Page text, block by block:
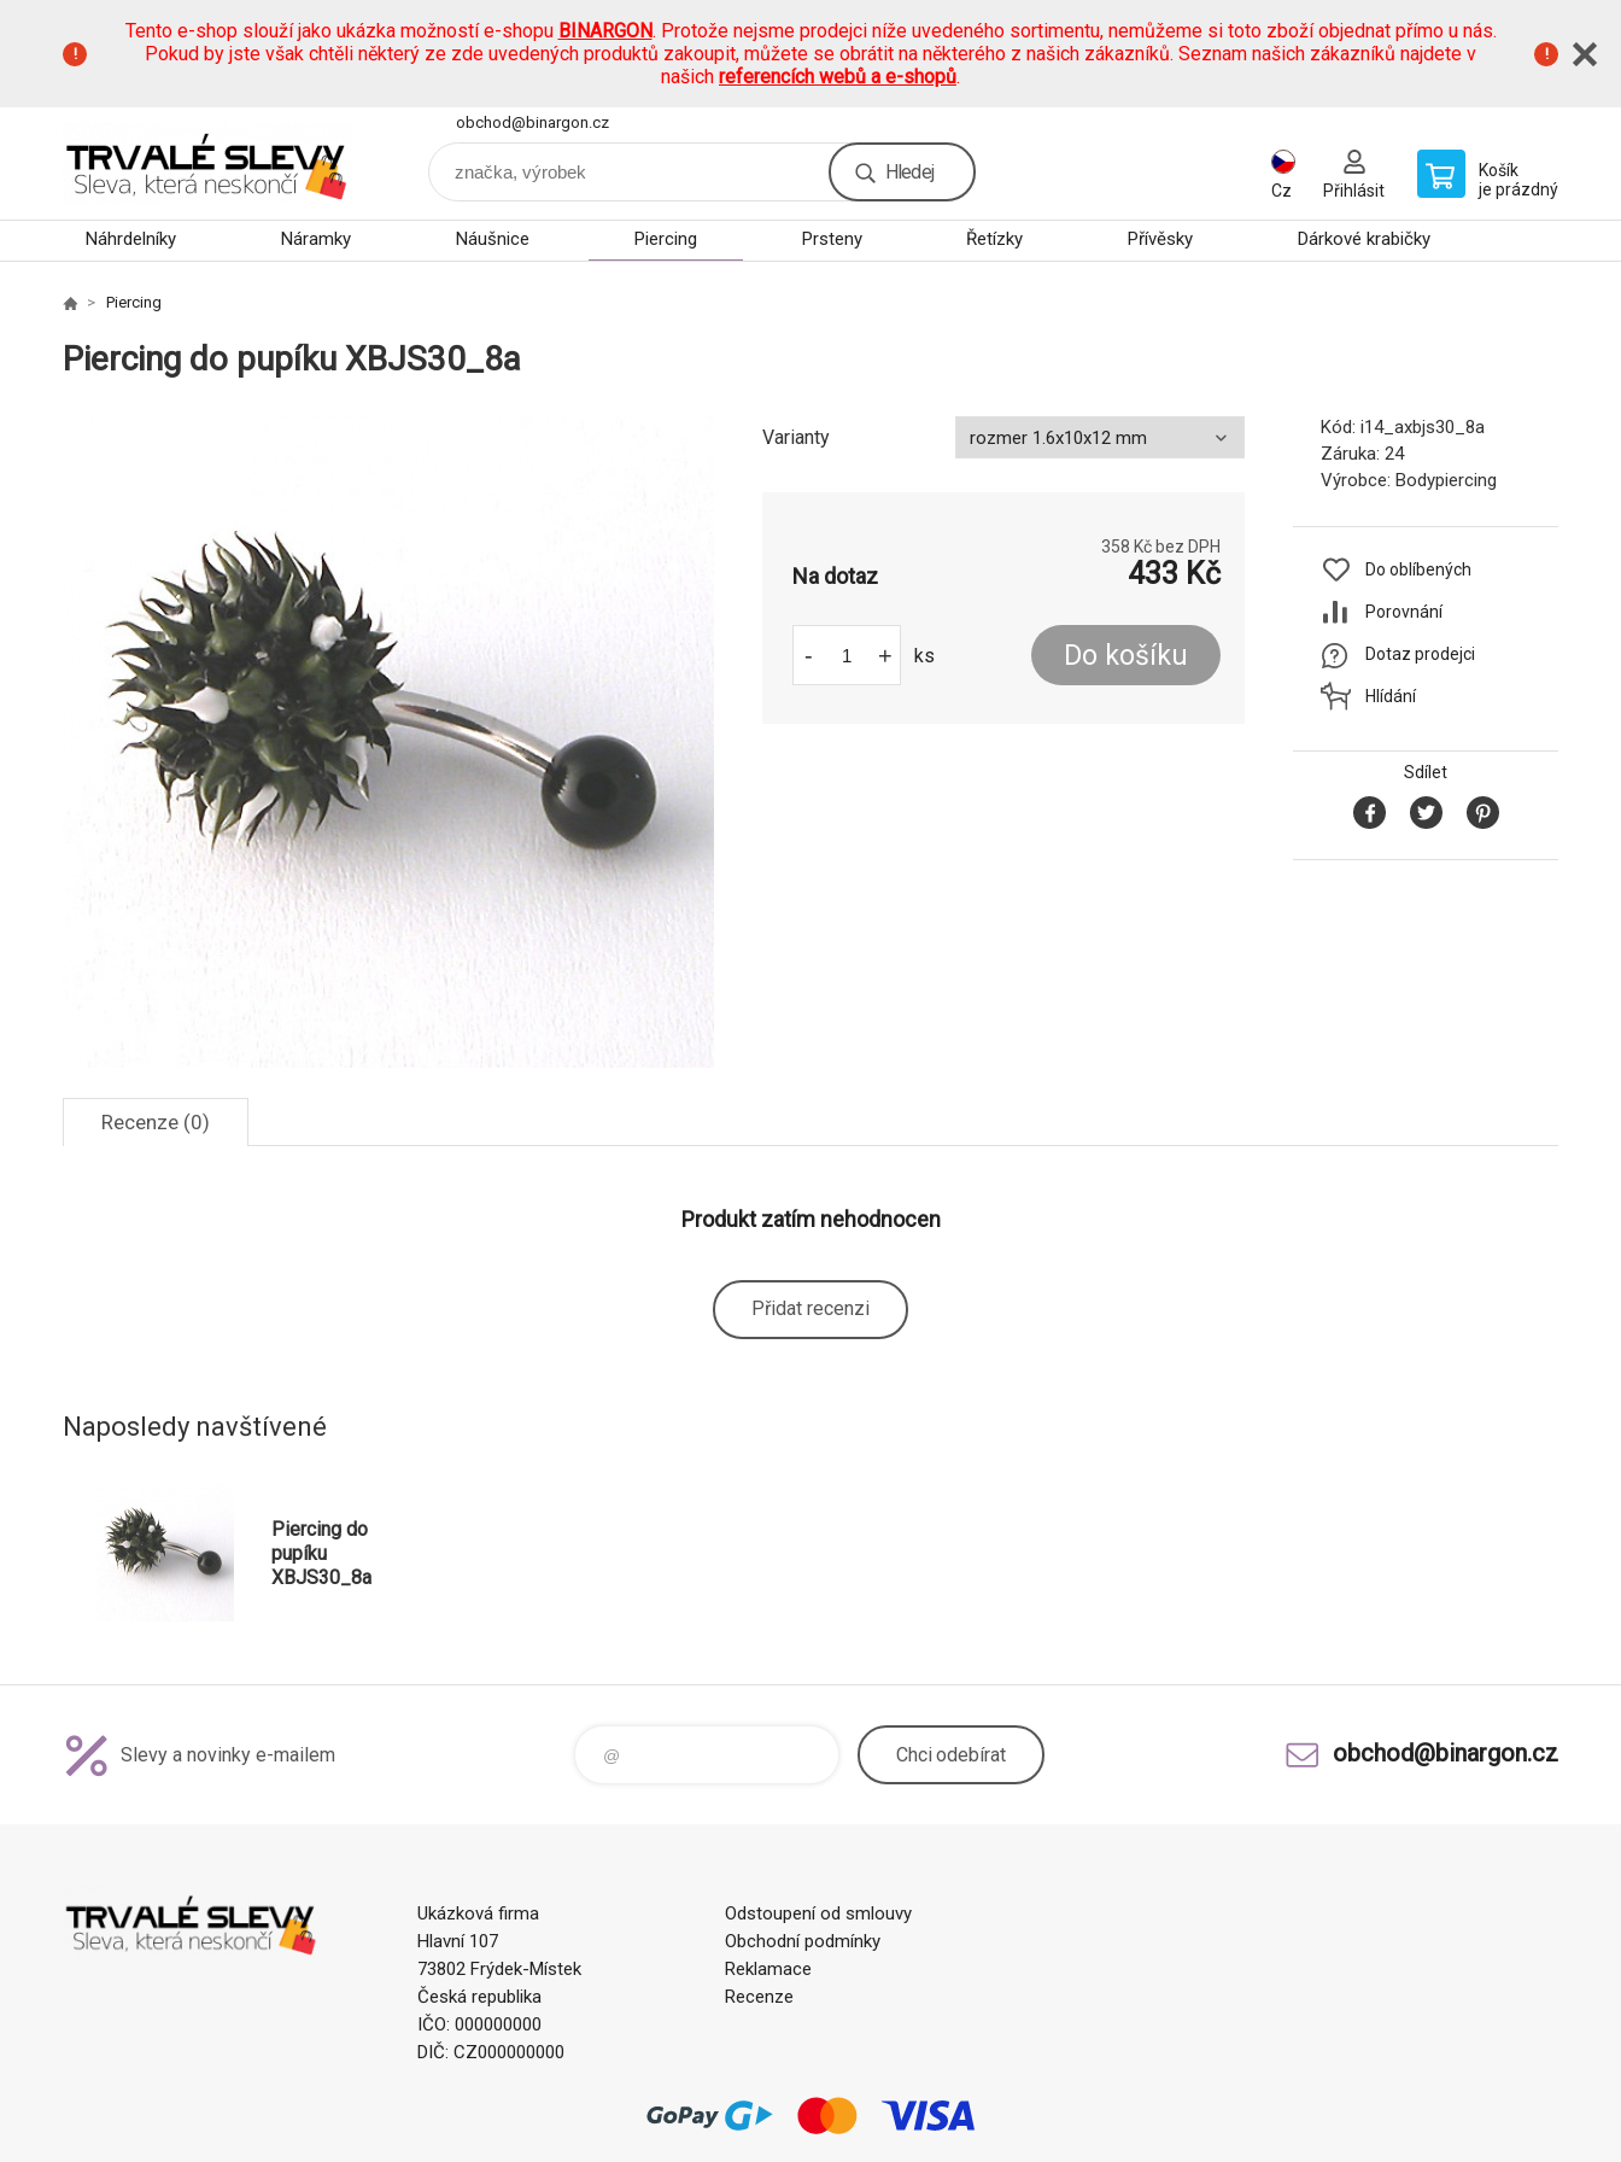
Tento e-shop slouží jako ukázka možností e-shopu BINARGON. Protože nejsme prodejci níže uvedeného sortimentu, nemůžeme si toto zboží objednat přímo u nás.
Pokud by jste však chtěli některý ze zde uvedených produktů zakoupit, můžete se obrátit na některého z našich zákazníků. Seznam našich zákazníků najdete v
našich referencích webů a e-shopů.
obchod@binargon.cz
Hledej
Cz Přihlásit
Košík
je prázdný
Náhrdelníky Náramky Náušnice Piercing Prsteny Řetízky Přívěsky Dárkové krabičky
Piercing
Piercing do pupíku XBJS30_8a
Varianty
358 Kč bez DPH
Na dotaz 433 Kč
- + ks Do košíku
Kód: i14_axbjs30_8a
Záruka: 24
Výrobce: Bodypiercing
Do oblíbených
Porovnání
Dotaz prodejci
Hlídání
Sdílet
Recenze (0)
Produkt zatím nehodnocen
Přidat recenzi
Naposledy navštívené
Piercing do
pupíku
XBJS30_8a
Slevy a novinky e-mailem Chciodebírat obchod@binargon.cz
Ukázková firma
Hlavní 107
73802 Frýdek-Místek
Česká republika
IČO: 000000000
DIČ: CZ000000000
Odstoupení od smlouvy
Obchodní podmínky
Reklamace
Recenze